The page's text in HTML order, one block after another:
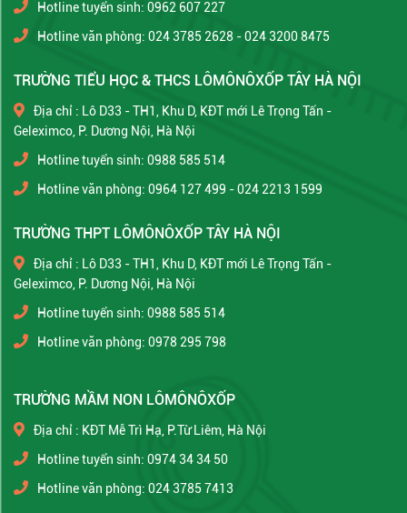
Hotline tuyển sinh: 0962 607 227
Hotline văn phòng: 024 3785 2628 - 024 3200 8475
TRƯỜNG TIỂU HỌC & THCS LÔMÔNÔXỐP TÂY HÀ NỘI
Địa chỉ : Lô D33 - TH1, Khu D, KĐT mới Lê Trọng Tấn -
Geleximco, P. Dương Nội, Hà Nội
Hotline tuyển sinh: 0988 585 514
Hotline văn phòng: 0964 127 499 - 024 2213 1599
TRƯỜNG THPT LÔMÔNÔXỐP TÂY HÀ NỘI
Địa chỉ : Lô D33 - TH1, Khu D, KĐT mới Lê Trọng Tấn -
Geleximco, P. Dương Nội, Hà Nội
Hotline tuyển sinh: 0988 585 514
Hotline văn phòng: 0978 295 798
TRƯỜNG MẦM NON LÔMÔNÔXỐP
Địa chỉ : KĐT Mễ Trì Hạ, P.Từ Liêm, Hà Nội
Hotline tuyển sinh: 0974 34 34 50
Hotline văn phòng: 024 3785 7413